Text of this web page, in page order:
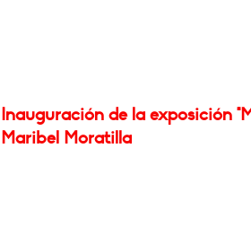
Inauguración de la exposición
Maribel Moratilla